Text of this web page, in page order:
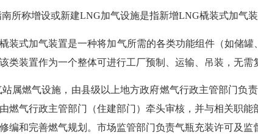
称增设或新建LNG加气设施是指新增LNG橇装式加气装
式加气装置是一种将加气所需的各类功能组件（如储罐
类装置作为一个整体可进行工厂预制、运输、吊装，无需
燃气设施，由县级以上地方政府燃气行政主管部门负责
燃气行政主管部门（住建部门）牵头审核，并与相关职
编和完善燃气规划。市场监管部门负责气瓶充装许可及